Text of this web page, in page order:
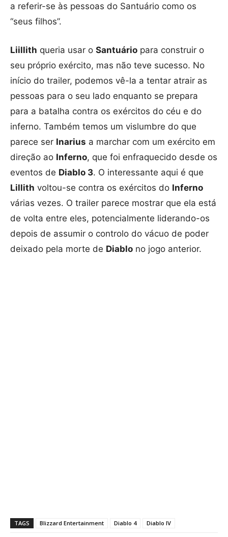
a referir-se às pessoas do Santuário como os
“seus filhos”.
Liillith queria usar o Santuário para construir o
seu próprio exército, mas não teve sucesso. No
início do trailer, podemos vê-la a tentar atrair as
pessoas para o seu lado enquanto se prepara
para a batalha contra os exércitos do céu e do
inferno. Também temos um vislumbre do que
parece ser Inarius a marchar com um exército em
direção ao Inferno, que foi enfraquecido desde os
eventos de Diablo 3. O interessante aqui é que
Lillith voltou-se contra os exércitos do Inferno
várias vezes. O trailer parece mostrar que ela está
de volta entre eles, potencialmente liderando-os
depois de assumir o controlo do vácuo de poder
deixado pela morte de Diablo no jogo anterior.
TAGS Blizzard Entertainment Diablo 4 Diablo IV